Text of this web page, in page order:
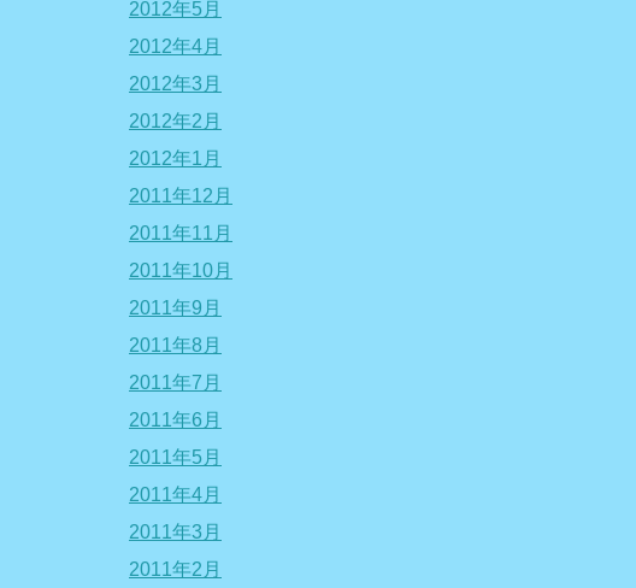
2012年5月
2012年4月
2012年3月
2012年2月
2012年1月
2011年12月
2011年11月
2011年10月
2011年9月
2011年8月
2011年7月
2011年6月
2011年5月
2011年4月
2011年3月
2011年2月